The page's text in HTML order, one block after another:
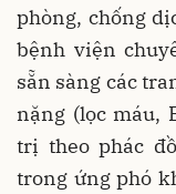
phòng, chống
bệnh viện
sẵn sàng các
nặng (lọc máu,
trị theo phác
trong ứng phó